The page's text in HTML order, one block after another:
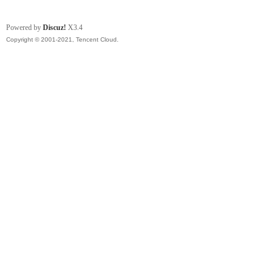
Powered by Discuz! X3.4
Copyright © 2001-2021, Tencent Cloud.